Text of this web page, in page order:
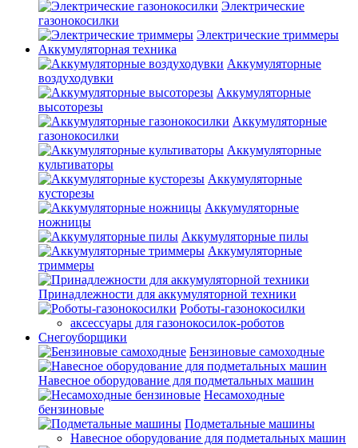
Электрические
газонокосилки
Электрические триммеры
Аккумуляторная техника
Аккумуляторные
воздуходувки
Аккумуляторные
высоторезы
Аккумуляторные
газонокосилки
Аккумуляторные
культиваторы
Аккумуляторные
кусторезы
Аккумуляторные
ножницы
Аккумуляторные пилы
Аккумуляторные
триммеры
Принадлежности для аккумуляторной техники
Роботы-газонокосилки
аксессуары для газонокосилок-роботов
Снегоуборщики
Бензиновые самоходные
Навесное оборудование для подметальных машин
Несамоходные
бензиновые
Подметальные машины
Навесное оборудование для подметальных машин